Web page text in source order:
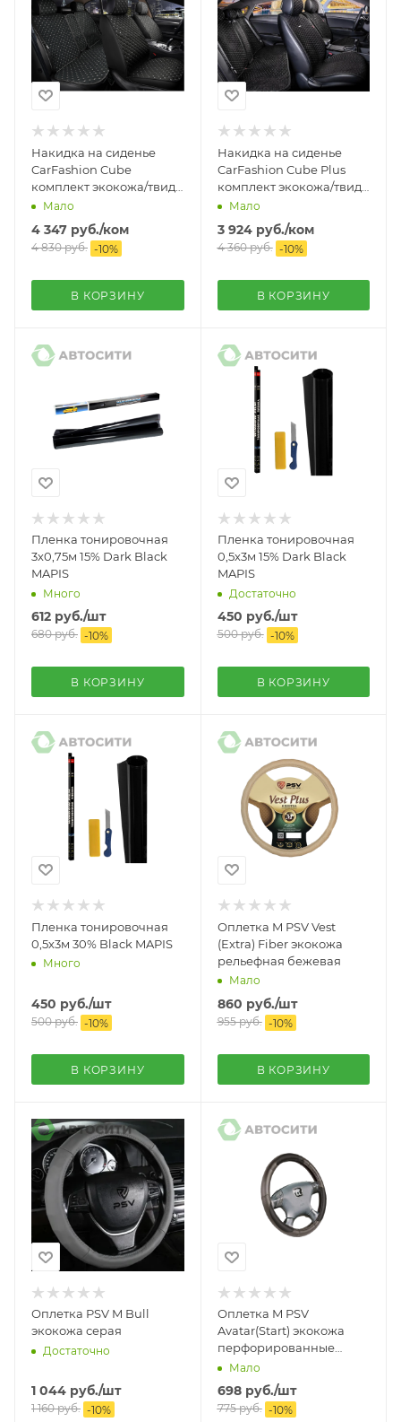
Накидка на сиденье
CarFashion Cube
комплект экокожа/твид
11 пр. черная 22676
Мало
4 347 руб./ком
4 830руб. -10%
В КОРЗИНУ
Накидка на сиденье
CarFashion Cube Plus
комплект экокожа/твид
11 пр. черный/черный/
Мало
3 924руб./ком
4 360руб. -10%
В КОРЗИНУ
Пленка тонировочная
3х0,75м 15% Dark Black
MAPIS
Много
612 руб./шт
680руб. -10%
В КОРЗИНУ
Пленка тонировочная
0,5х3м 15% Dark Black
MAPIS
Достаточно
450 руб./шт
500руб. -10%
В КОРЗИНУ
Пленка тонировочная
0,5х3м 30% Black MAPIS
Много
450 руб./шт
500руб. -10%
В КОРЗИНУ
Оплетка M PSV Vest
(Extra) Fiber экокожа
рельефная бежевая
Мало
860 руб./шт
955руб. -10%
В КОРЗИНУ
Оплетка PSV M Bull
экокожа серая
Достаточно
1 044 руб./шт
1 160руб. -10%
Оплетка M PSV
Avatar(Start) экокожа
перфорированные
черные вставки черная
Мало
698руб./шт
775руб. -10%